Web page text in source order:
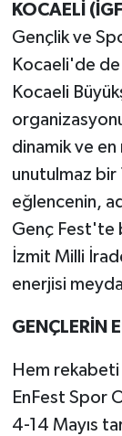
KOCAELİ
Gençlik ve
Kocaeli'de de
Kocaeli
dinamik ve
unutulmaz bir
eğlencenin,
Genç Fest'te
İzmit Milli
enerjisi
GENÇLERİN
Hem
EnFest Spor
4-14 Mayıs